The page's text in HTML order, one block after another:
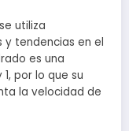
utiliza
tendencias en el
es una
por lo que su
la velocidad de